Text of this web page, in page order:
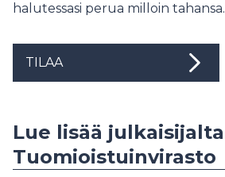
halutessasi perua milloin tahansa.
TILAA
Lue lisää julkaisijalta
Tuomioistuinvirasto